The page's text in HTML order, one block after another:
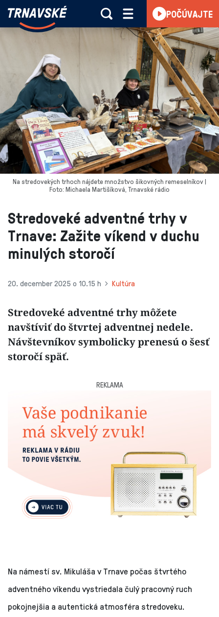
Skočiť na obsah
Trnavské
deje
v
kraji
POČÚVAJTE
Stredoveké adventné trhy v
Trnave: Zažite víkend v duchu
minulých storočí
20. december 2025 o 10.15 h Kultúra
Stredoveké adventné trhy môžete
navštíviť do štvrtej adventnej nedele.
Návštevníkov symbolicky prenesú o šesť
storočí späť.
Na stredovekých trhoch nájdete množstvo šikovných remeselníkov |
Foto: Michaela Martišíková, Trnavské rádio
REKLAMA
Na námestí sv. Mikuláša v Trnave počas štvrtého
adventného víkendu vystriedala čulý pracovný ruch
pokojnejšia a autentická atmosféra stredoveku.